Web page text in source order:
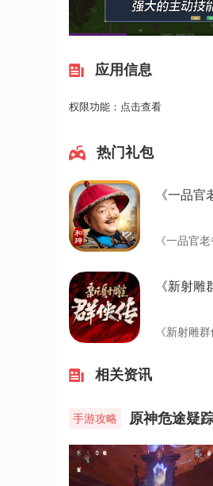
应用信息
权限功能： 点击查看
热门礼包
《一品官
《新射
《新射雕
相关资讯
手游攻略 原神危途疑